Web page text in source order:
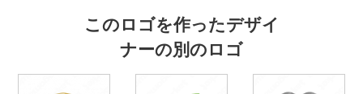
このロゴを作ったデザイ
ナーの別のロゴ